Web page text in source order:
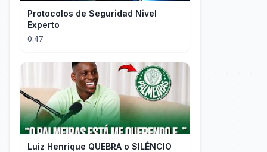
Protocolos de Seguridad Nivel
Experto
0:47
Luiz Henrique QUEBRA o SILÊNCIO